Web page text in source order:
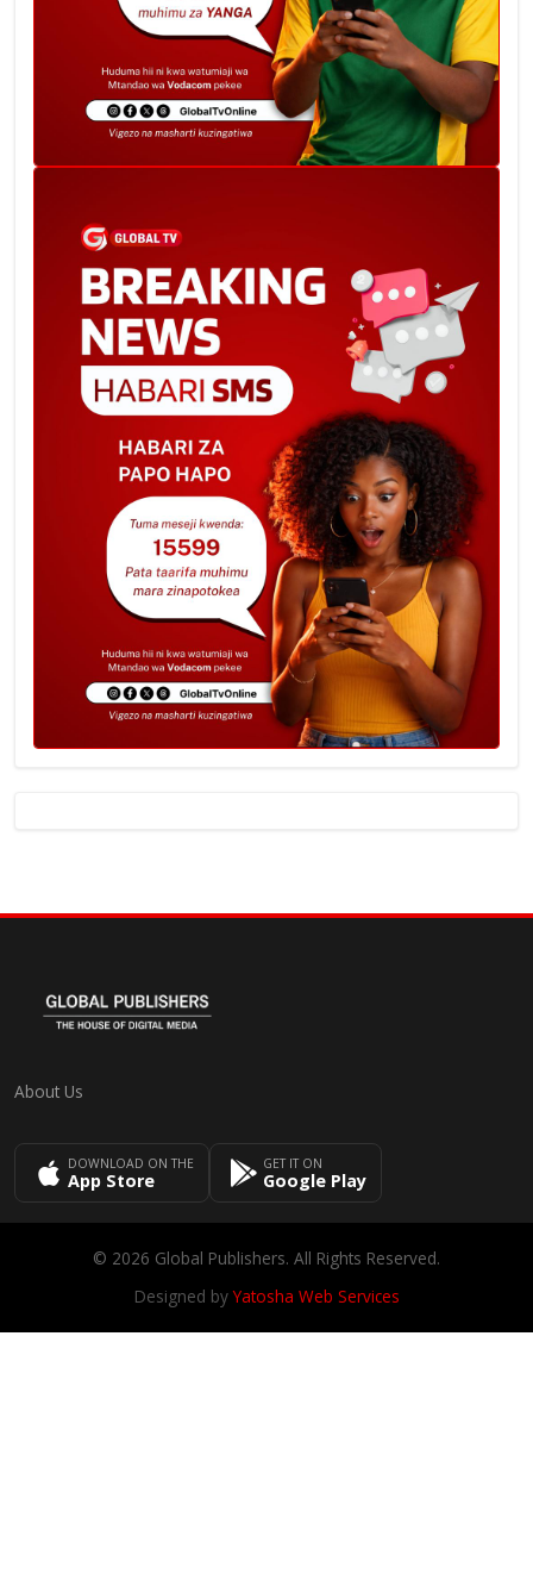
About Us
DOWNLOAD ON THE
App Store
GET IT ON
Google Play
© 2026 Global Publishers. All Rights Reserved.
Designed byYatosha Web Services